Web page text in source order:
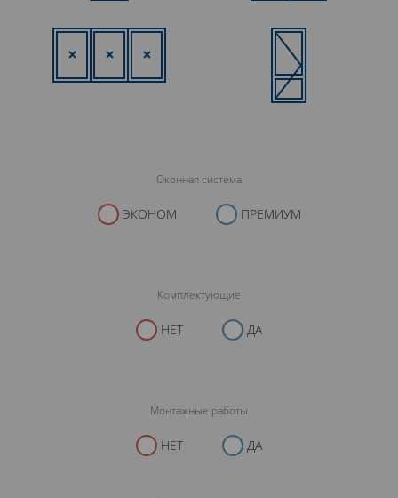
Оконная система
ЭКОНОМ ПРЕМИУМ
Комплектующие
НЕТ ДА
Монтажные работы
НЕТ ДА